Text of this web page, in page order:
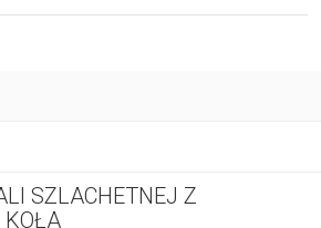
SZLACHETNEJ Z